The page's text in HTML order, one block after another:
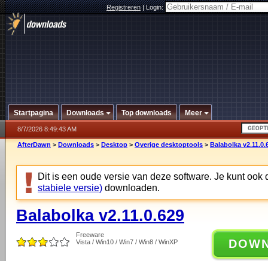
Registreren|Login:
Startpagina Downloads Top downloads Meer
8/7/2026 8:49:43 AM
AfterDawn > Downloads > Desktop > Overige desktoptools > Balabolka
Dit is een oude versie van deze software. Je kunt ook
stabiele versie) downloaden.
Balabolka v2.11.0.629
Freeware
Vista / Win10 / Win7 / Win8 / WinXP